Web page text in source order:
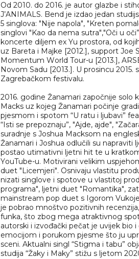
Od 2010. do 2016. je autor glazbe i
J’ANIMALS. Bend je izdao jedan
5 singlova: "Nije napola", "Kreten
singlovi "Kao da nema sutra","Oči u
koncerte diljem ex Yu prostora, od
uz Bareta i Majke [2012.], support Joe
Momentum World Tour-u [2013.],
Novom Sadu [2013.]. U prosincu 2015.
Zagrebačkom festivalu.
2016. godine Žanamari započnije
Macks uz kojeg Žanamari počinje
pjesmom i spotom “U ratu i ljubavi”
“Isti se prepoznaju”, "Ajde, ajde",
suradnje s Joshua Macksom na
Žanamari i Joshua odlučili su napraviti
postao utimativni ljetni hit te u
YouTube-u. Motivirani velikim
duet "Licemjeri". Osnivaju vlastitu
nizati singlove i spotove u vlastitoj
programa", ljetni duet "Romantika",
mainstream pop duet s Igorom
je pobrao mnoštvo pozitivnih
funka, što zbog mega atraktivnog
autorski i izvođački pečat je uvijek bio
emocijom i porukom pjesme što ju
sceni. Aktualni singl “Stigma i tabu”
studija “Žaky i Maky” stižu s ljetom